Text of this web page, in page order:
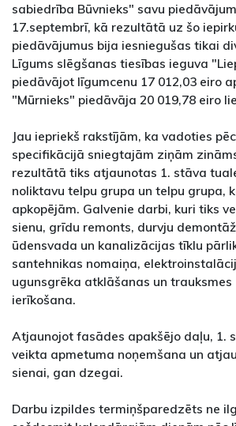
sabiedrība Būvnieks" savu
17.septembrī, kā rezultātā uz šo
piedāvājumus bija iesniegušas tikai
Līgums slēgšanas tiesības ieguva
piedāvājot līgumcenu 17 012,03 eiro
"Mūrnieks" piedāvāja 20 019,78 eiro
Jau iepriekš rakstījām, ka vadoties
specifikācijā sniegtajām ziņām
rezultātā tiks atjaunotas 1. stāva
noliktavu telpu grupa un telpu grupa,
apkopējām. Galvenie darbi, kuri tiks
sienu, grīdu remonts, durvju
ūdensvada un kanalizācijas tīklu
santehnikas nomaiņa,
ugunsgrēka atklāšanas un
ierīkošana.
Atjaunojot fasādes apakšējo daļu, 1.
veikta apmetuma noņemšana un
sienai, gan dzegai.
Darbu izpildes termiņšparedzēts ne